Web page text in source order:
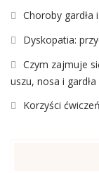
Choroby gardła
Dyskopatia:
Czym zajmuje
uszu, nosa i gardła
Korzyści